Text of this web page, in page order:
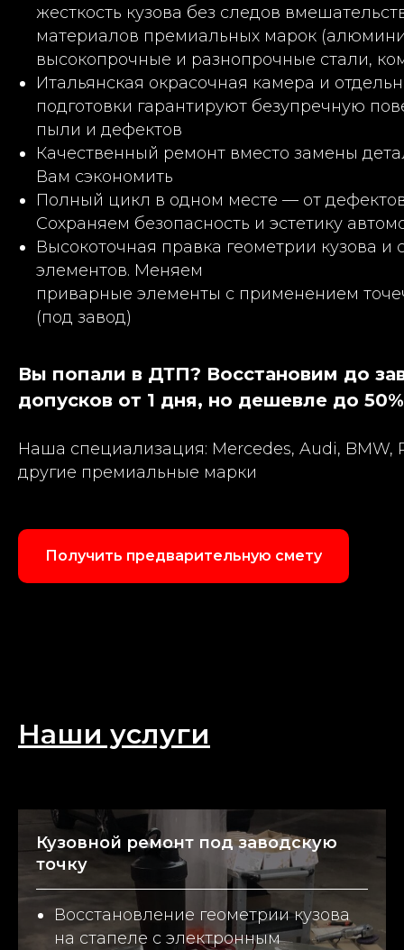
жесткость кузова без следов
материалов премиальных марок
высокопрочные и разнопрочные стали,
Итальянская окрасочная камера и
подготовки гарантируют безупречную
пыли и дефектов
Качественный ремонт вместо замены
Вам сэкономить
Полный цикл в одном месте — от
Сохраняем безопасность и эстетику
Высокоточная правка геометрии кузова и
элементов. Меняем
приварные элементы с применением
(под завод)
Вы попали в ДТП? Восстановим до
допусков от 1 дня, но дешевле до 50%
Наша специализация: Mercedes, Audi, BMW,
другие премиальные марки
Получить предварительную смету
Наши услуги
Кузовной ремонт под заводскую
точку
Восстановление геометрии кузова
на стапеле с электронным